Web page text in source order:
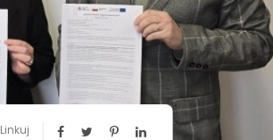
Linkuj